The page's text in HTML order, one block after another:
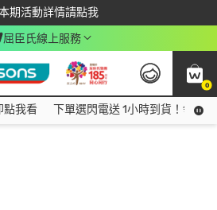
期活動詳情請點我
載app最高回饋$350
屈臣氏線上服務
0
看
點我看 下單選閃電送 1小時到貨！領神